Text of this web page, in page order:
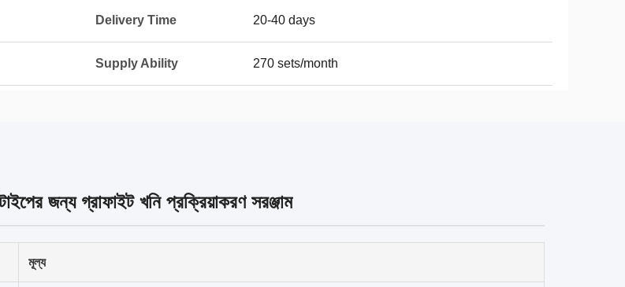
Delivery Time 20-40 days
Supply Ability 270 sets/month
জন্য গ্রাফাইট খনি প্রক্রিয়াকরণ সরঞ্জাম
মূল্য